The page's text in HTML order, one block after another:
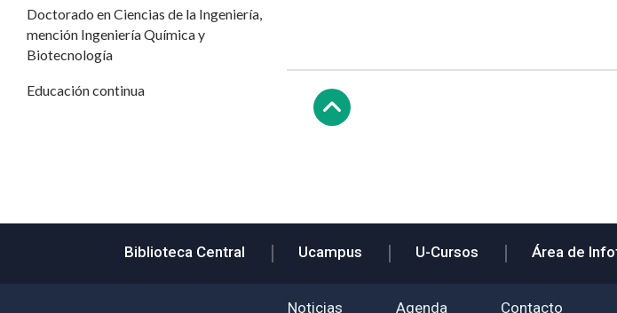
Doctorado en Ciencias de la Ingeniería,
mención Ingeniería Química y
Biotecnología
Educación continua
Biblioteca Central Ucampus U-Cursos Área de
Noticias Agenda Contacto